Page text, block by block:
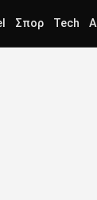
Σπορ Tech